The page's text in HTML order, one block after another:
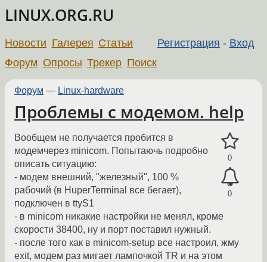
LINUX.ORG.RU
Регистрация - Вход
Новости Галерея Статьи
Форум Опросы Трекер Поиск
Форум — Linux-hardware
Проблемы с модемом. help
0
0
Вообщем не получается пробится в
модемчерез minicom. Попытаючь подробно
описать ситуацию:
- модем внешний, "железный", 100 %
рабочий (в HuperTerminal все бегает),
подключен в ttyS1
- в minicom никакие настройки не менял, кроме
скорости 38400, ну и порт поставил нужный.
- после того как в minicom-setup все настроил, жму
exit, модем раз мигает лампочкой TR и на этом